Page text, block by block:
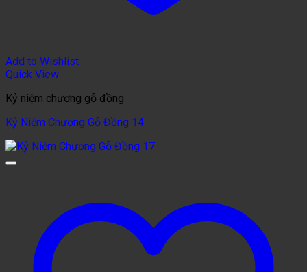
Add to Wishlist
Quick View
Kỷ niệm chương gỗ đồng
Kỷ Niệm Chương Gỗ Đồng 14